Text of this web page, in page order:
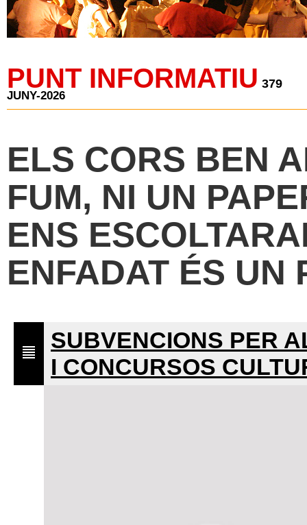
PUNT INFORMATIU 379
JUNY-2026
ELS CORS BEN
FUM, NI UN
ENS
ENFADAT ÉS UN
SUBVENCIONS PER
I CONCURSOS